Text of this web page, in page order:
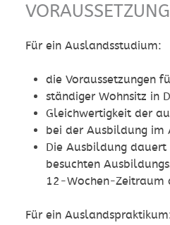
Für ein Auslandsstudium:
die Voraussetzungen
ständiger Wohnsitz in
Gleichwertigkeit der
bei der Ausbildung im
Die Ausbildung dauert
besuchten
12-Wochen-Zeitraum
Für ein